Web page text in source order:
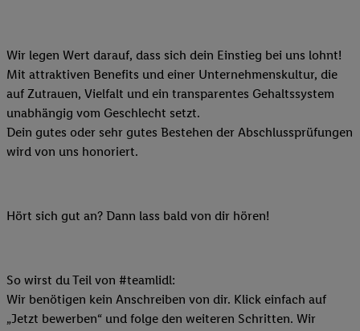
Wir legen Wert darauf, dass sich dein Einstieg bei uns lohnt!
Mit attraktiven Benefits und einer Unternehmenskultur, die
auf Zutrauen, Vielfalt und ein transparentes Gehaltssystem
unabhängig vom Geschlecht setzt.
Dein gutes oder sehr gutes Bestehen der Abschlussprüfungen
wird von uns honoriert.
Hört sich gut an? Dann lass bald von dir hören!
So wirst du Teil von #teamlidl:
Wir benötigen kein Anschreiben von dir. Klick einfach auf
„Jetzt bewerben“ und folge den weiteren Schritten. Wir